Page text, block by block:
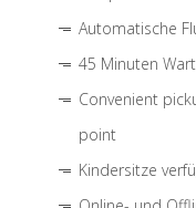
Automatische
45 Minuten
Convenient
point
Kindersitze